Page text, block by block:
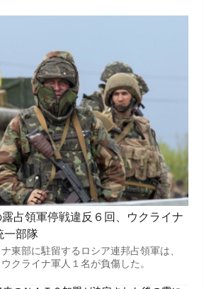
占領軍停戦違反６回、ウクライナ
一部隊
東部に駐留するロシア連邦占領軍は、
クライナ軍人１名が負傷した。